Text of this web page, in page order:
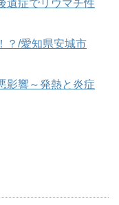
遺症でリウマチ性
？/愛知県安城市
影響～発熱と炎症